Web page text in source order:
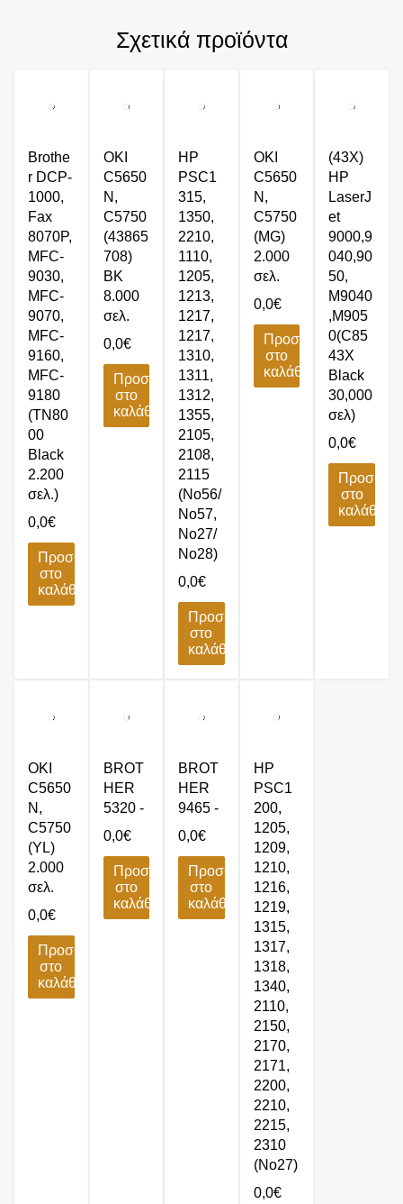
Σχετικά προϊόντα
Brothe
r DCP-
1000,
Fax
8070P,
MFC-
9030,
MFC-
9070,
MFC-
9160,
MFC-
9180
(TN80
00
Black
2.200
σελ.)
0,0€
Προσθήκη
στο
καλάθι
OKI
C5650
N,
C5750
(43865
708)
BK
8.000
σελ.
0,0€
Προσθήκη
στο
καλάθι
HP
PSC1
315,
1350,
2210,
1110,
1205,
1213,
1217,
1217,
1310,
1311,
1312,
1355,
2105,
2108,
2115
(No56/
No57,
No27/
No28)
0,0€
Προσθήκη
στο
καλάθι
OKI
C5650
N,
C5750
(MG)
2.000
σελ.
0,0€
Προσθήκη
στο
καλάθι
(43X)
HP
LaserJ
et
9000,9
040,90
50,
M9040
,M905
0(C85
43X
Black
30,000
σελ)
0,0€
στο
καλάθι
OKI
C5650
N,
C5750
(YL)
2.000
σελ.
0,0€
Προσθήκη
στο
καλάθι
BROT
HER
5320 -
0,0€
Προσθήκη
στο
καλάθι
BROT
HER
9465 -
0,0€
Προσθήκη
στο
καλάθι
HP
PSC1
200,
1205,
1209,
1210,
1216,
1219,
1315,
1317,
1318,
1340,
2110,
2150,
2170,
2171,
2200,
2210,
2215,
2310
(No27)
0,0€